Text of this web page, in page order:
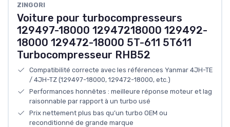
‎ZINGORI
Voiture pour turbocompresseurs
129497-18000 12947218000 129492-
18000 129472-18000 5T-611 5T611
Turbocompresseur RHB52
Compatibilité correcte avec les références Yanmar 4JH-TE
/ 4JH-TZ (129497-18000, 129472-18000, etc.)
Performances honnêtes : meilleure réponse moteur et lag
raisonnable par rapport à un turbo usé
Prix nettement plus bas qu’un turbo OEM ou
reconditionné de grande marque